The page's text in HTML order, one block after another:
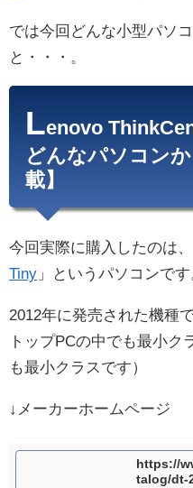
では今回どんな小型パソ
と・・・。
Lenovo
どんなパソコン
載】
今回実際に購入したのは、
Tiny 」というパソコンです
2012年に発売された機種
トップPCの中でも最小
も最小クラスです）
↓メーカーホームページ
https://
talog/dt-